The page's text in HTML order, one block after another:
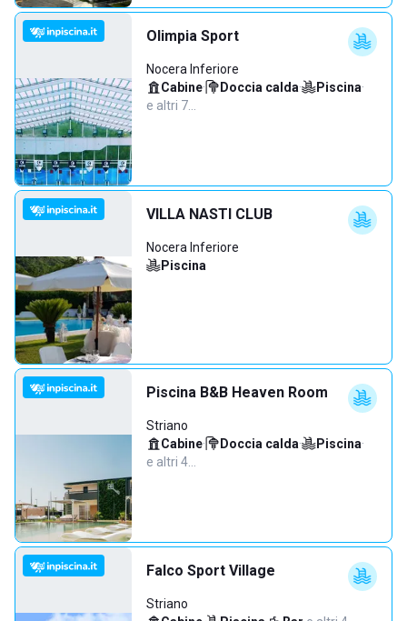
Olimpia Sport
Nocera Inferiore
Cabine· Doccia calda· Piscina·
e altri 7…
VILLA NASTI CLUB
Nocera Inferiore
Piscina
Piscina B&B Heaven Room
Striano
Cabine· Doccia calda· Piscina·
e altri 4…
Falco Sport Village
Striano